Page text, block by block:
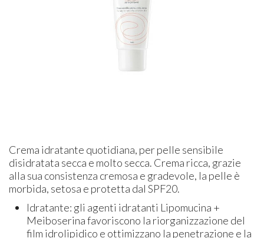
Crema idratante quotidiana, per pelle sensibile
disidratata secca e molto secca. Crema ricca, grazie
alla sua consistenza cremosa e gradevole, la pelle è
morbida, setosa e protetta dal SPF20.
Idratante: gli agenti idratanti Lipomucina +
Meiboserina favoriscono la riorganizzazione del
film idrolipidico e ottimizzano la penetrazione e la